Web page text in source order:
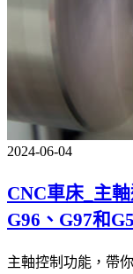
2024-06-04
CNC車床_主
G96、G97和
主軸控制功能，帶